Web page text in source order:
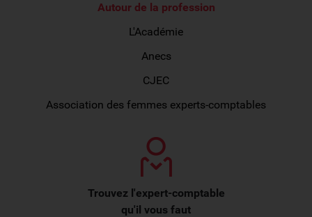
Autour de la profession
L'Académie
Anecs
CJEC
Association des femmes experts-comptables
Trouvez l'expert-comptable
qu'il vous faut